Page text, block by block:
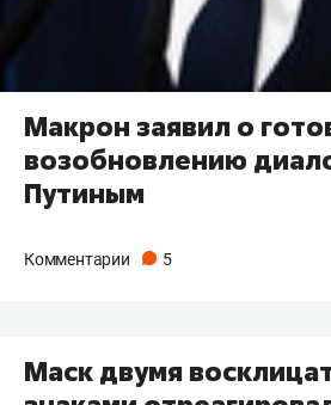
Макрон заявил о
возобновлению
Путиным
Комментарии 5
Маск двумя